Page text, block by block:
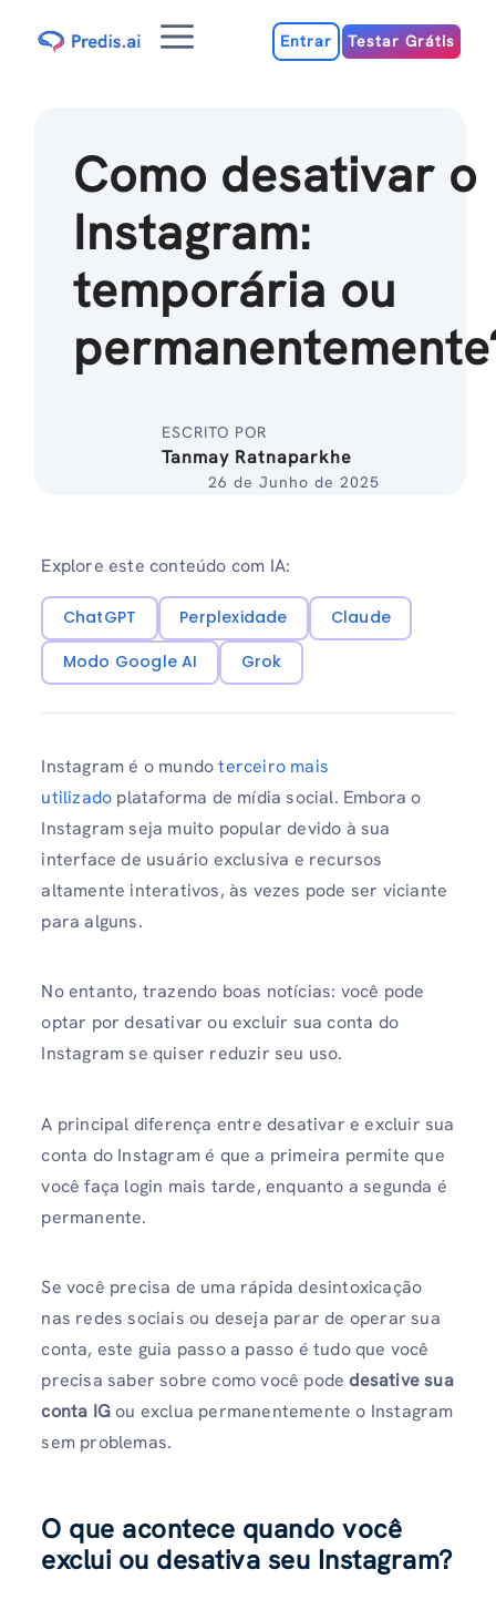
para
MenuEntrar Testar Grátis
Como desativar o
Instagram:
temporária ou
ESCRITO POR
Tanmay Ratnaparkhe
26 de Junho de 2025
Explore este conteúdo com IA:
ChatGPT Perplexidade
Claude
Modo Google AI
Grok
Instagram é o mundoterceiro mais
utilizado plataforma de mídia social. Embora o
Instagram seja muito popular devido à sua
interface de usuário exclusiva e recursos
altamente interativos, às vezes pode ser viciante
para alguns.
No entanto, trazendo boas notícias: você pode
optar por desativar ou excluir sua conta do
Instagram se quiser reduzir seu uso.
A principal diferença entre desativar e excluir sua
conta do Instagram é que a primeira permite que
você faça login mais tarde, enquanto a segunda é
permanente.
Se você precisa de uma rápida desintoxicação
nas redes sociais ou deseja parar de operar sua
conta, este guia passo a passo é tudo que você
precisa saber sobre como você pode desative sua
conta IGou exclua permanentemente o Instagram
sem problemas.
O que acontece quando você
exclui ou desativa seu Instagram?